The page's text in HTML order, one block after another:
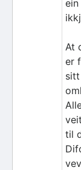
At
er
til